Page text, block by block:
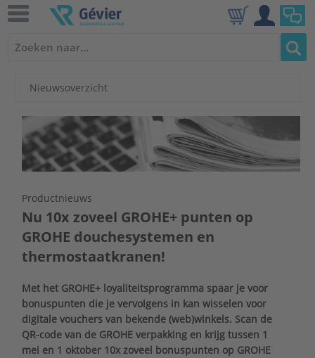
Nieuwsoverzicht
Productnieuws
Nu 10x zoveel GROHE+ punten op
GROHE douchesystemen en
thermostaatkranen!
Met het GROHE+ loyaliteitsprogramma spaar je voor
bonuspunten die je vervolgens in kan wisselen voor
digitale vouchers van bekende (web)winkels. Scan de
QR-code van de GROHE verpakking en krijg tussen 1
mei en 1 oktober 10x zoveel bonuspunten op GROHE